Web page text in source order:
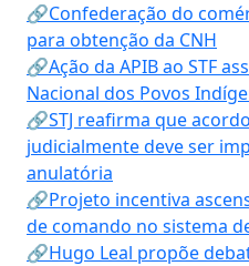
🔗Confederação do
para obtenção da CNH
🔗Ação da APIB ao STF
Nacional dos Povos
🔗STJ reafirma que
judicialmente deve ser
anulatória
🔗Projeto incentiva
de comando no sistema
🔗Hugo Leal propõe